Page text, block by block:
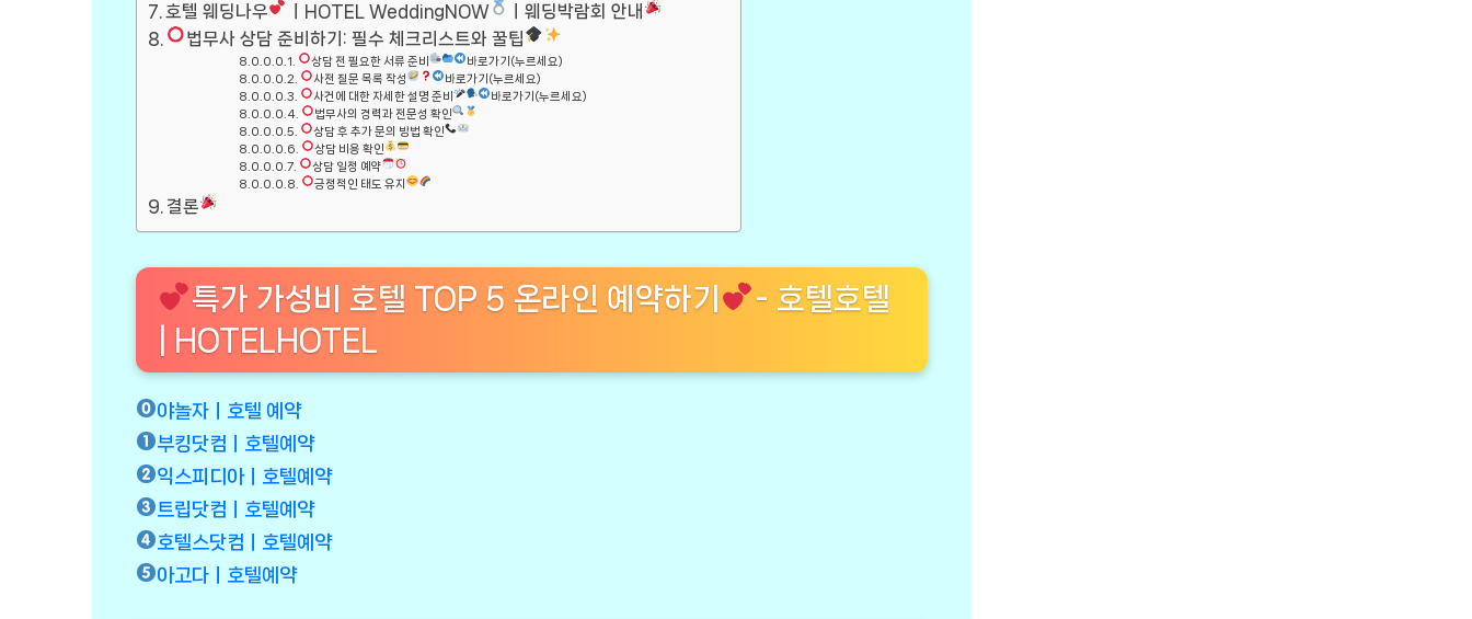
호텔 웨딩나우
ㅣHOTEL WeddingNOW
ㅣ웨딩박람회 안내
법무사 상담 준비하기: 필수 체크리스트와 꿀팁
상담 전 필요한 서류 준비
바로가기(누르세요)
사전 질문 목록 작성
바로가기(누르세요)
사건에 대한 자세한 설명 준비
바로가기(누르세요)
법무사의 경력과 전문성 확인
상담 후 추가 문의 방법 확인
상담 비용 확인
상담 일정 예약
긍정적인 태도 유지
결론
특가 가성비 호텔 TOP 5 온라인 예약하기
- 호텔호텔
| HOTELHOTEL
야놀자ㅣ호텔 예약
부킹닷컴ㅣ호텔예약
익스피디아ㅣ호텔예약
트립닷컴ㅣ호텔예약
호텔스닷컴ㅣ호텔예약
아고다ㅣ호텔예약